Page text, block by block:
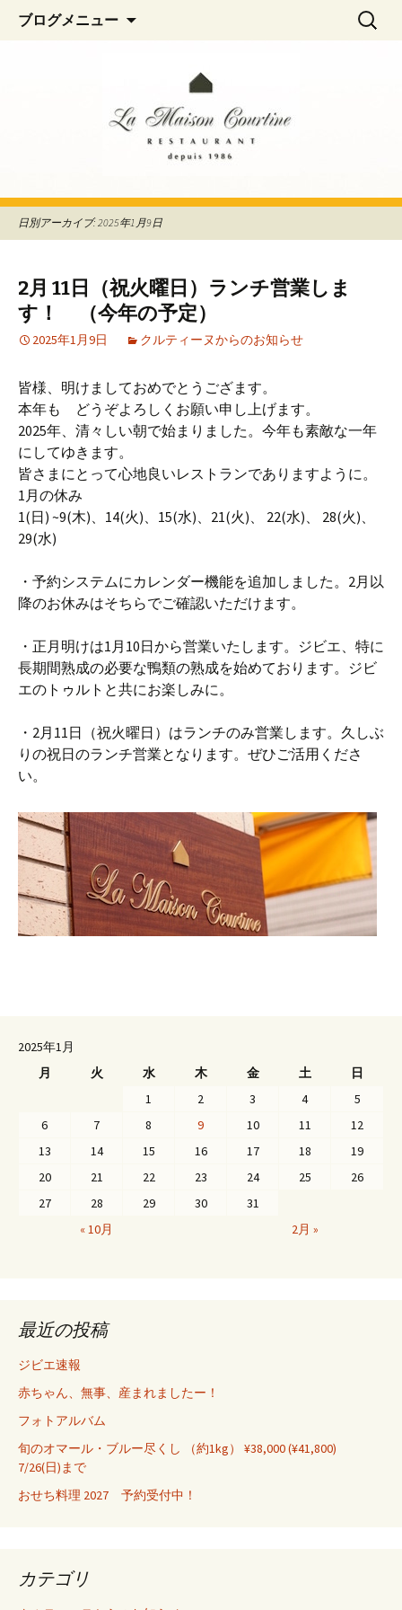
La Maison Courtine
阿佐ヶ谷、荻窪のフレンチレストラン
「La Maison Courtine（ラ・メゾン・クル
ブログメニュー
へ
移
検
日別アーカイブ: 2025年1月9日
2月 11日（祝火曜日）ランチ営業しま
す！ （今年の予定）
2025年1月9日 クルティーヌからのお知らせ
皆様、明けましておめでとうござます。
本年も どうぞよろしくお願い申し上げます。
2025年、清々しい朝で始まりました。今年も素敵な一年
にしてゆきます。
皆さまにとって心地良いレストランでありますように。
1月の休み
1(日) ~9(木)、14(火)、15(水)、21(火)、 22(水)、 28(火)、
29(水)
・予約システムにカレンダー機能を追加しました。2月以
降のお休みはそちらでご確認いただけます。
・正月明けは1月10日から営業いたします。ジビエ、特に
長期間熟成の必要な鴨類の熟成を始めております。ジビ
エのトゥルトと共にお楽しみに。
・2月11日（祝火曜日）はランチのみ営業します。久しぶ
りの祝日のランチ営業となります。ぜひご活用くださ
い。
2025年1月
月
火 水 木 金 土 日
« 10月 2月 »
1 2 3 4
5
6
7 8 9 10 11
12
13
14 15 16 17 18
19
20
21 22 23 24 25
26
27
28 29 30 31
最近の投稿
ジビエ速報
赤ちゃん、無事、産まれましたー！
フォトアルバム
旬のオマール・ブルー尽くし （約1kg） ¥38,000 (¥41,800)
7/26(日)まで
おせち料理 2027 予約受付中！
カテゴリ